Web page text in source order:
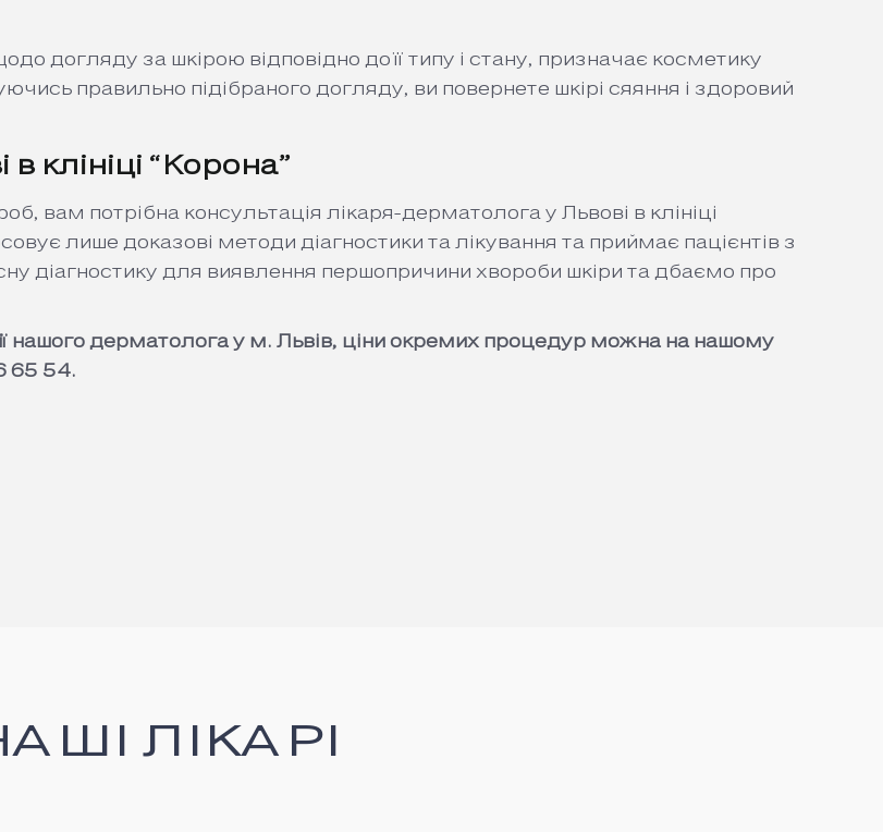
догляду за шкірою відповідно до її типу і стану, призначає косметику
правильно підібраного догляду, ви повернете шкірі сяяння і здоровий
клініці “Корона”
вам потрібна консультація лікаря-дерматолога у Львові в клініці
лише доказові методи діагностики та лікування та приймає пацієнтів з
діагностику для виявлення першопричини хвороби шкіри та дбаємо про
нашого дерматолога у м. Львів, ціни окремих процедур можна на нашому
65 54.
ЛІКАРІ